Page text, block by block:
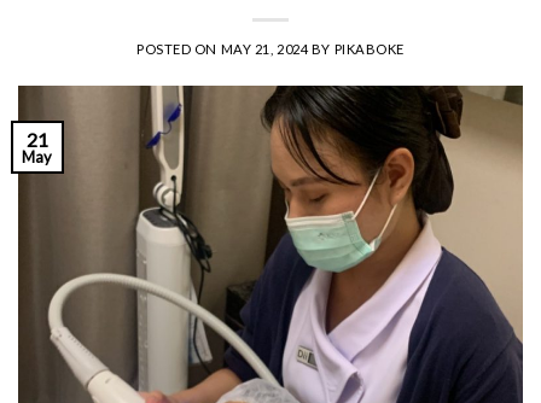
POSTED ON MAY 21, 2024 BY PIKABOKE
21
May